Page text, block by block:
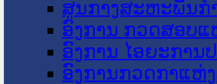
ສູນກາງສະຫະພັນກ
ອົງການ ກວດສອບແ
ອົງການ ໄອຍະການ
ອົງການກວດກາແຫ່